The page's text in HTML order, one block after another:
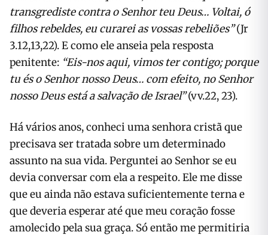
transgrediste contra o Senhor teu Deus… Voltai, ó
filhos rebeldes, eu curarei as vossas rebeliões”(Jr
3.12,13,22). E como ele anseia pela resposta
penitente: “Eis-nos aqui, vimos ter contigo; porque
tu és o Senhor nosso Deus… com efeito, no Senhor
nosso Deus está a salvação de Israel”(vv.22, 23).
Há vários anos, conheci uma senhora cristã que
precisava ser tratada sobre um determinado
assunto na sua vida. Perguntei ao Senhor se eu
devia conversar com ela a respeito. Ele me disse
que eu ainda não estava suficientemente terna e
que deveria esperar até que meu coração fosse
amolecido pela sua graça. Só então me permitiria